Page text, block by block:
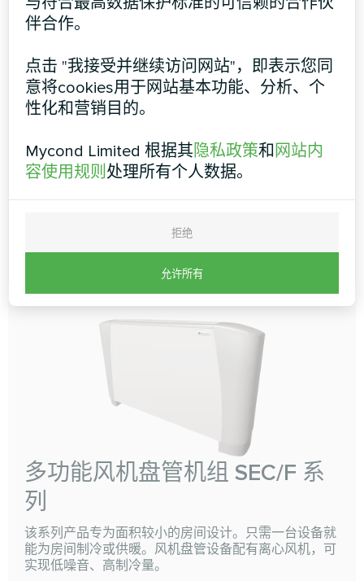
落地式风机盘管机组 MCFF 系
列
MCFF 风机盘管设备是优雅的装饰元素，同时也是供暖
和制冷设备，可保持室内最佳温度条件。该设备的显著
了直观的控制方式，使用非常方便。
冷却能力1,2 ... 12,6 千瓦
更多信息
多功能风机盘管机组 SEC/F 系
列
该系列产品专为面积较小的房间设计。只需一台设备就
能为房间制冷或供暖。风机盘管设备配有离心风机，可
实现低噪音、高制冷量。
伴合作。
点击 "我接受并继续访问网站"，即表示您同
意将cookies用于网站基本功能、分析、个
性化和营销目的。
Mycond Limited 根据其隐私政策和 网站内
容使用规则处理所有个人数据。
拒绝
允许所有